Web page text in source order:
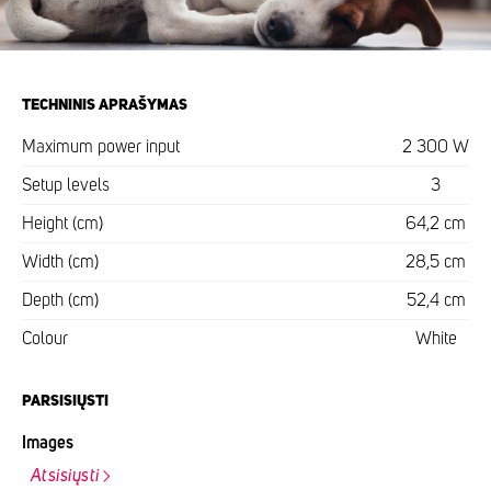
TECHNINIS APRAŠYMAS
Maximum power input 2 300 W
Setup levels 3
Height (cm) 64,2 cm
Width (cm) 28,5 cm
Depth (cm) 52,4 cm
Colour White
PARSISIŲSTI
Images
Atsisiųsti